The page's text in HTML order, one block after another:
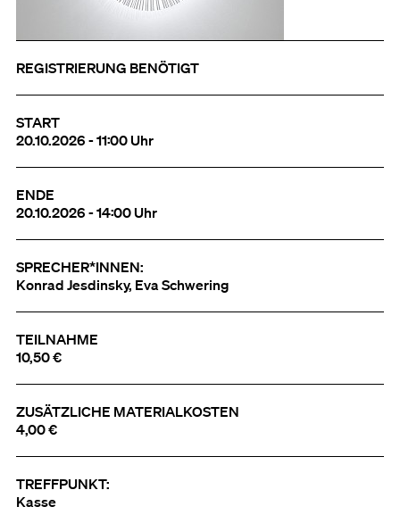
REGISTRIERUNG BENÖTIGT
START
20.10.2026 - 11:00 Uhr
ENDE
20.10.2026 - 14:00 Uhr
SPRECHER*INNEN:
Konrad Jesdinsky, Eva Schwering
TEILNAHME
10,50 €
ZUSÄTZLICHE MATERIALKOSTEN
4,00 €
TREFFPUNKT:
Kasse